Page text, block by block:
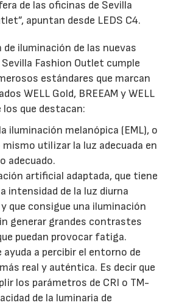
de las oficinas de Sevilla
apuntan desde LEDS C4.
de iluminación de las nuevas
Fashion Outlet cumple
estándares que marcan
WELL Gold, BREEAM y WELL
los que destacan:
iluminación melanópica (EML), o
mismo utilizar la luz adecuada en
adecuado.
artificial adaptada, que tiene
intensidad de la luz diurna
que consigue una iluminación
generar grandes contrastes
puedan provocar fatiga.
ayuda a percibir el entorno de
real y auténtica. Es decir que
los parámetros de CRI o TM-
de la luminaria de